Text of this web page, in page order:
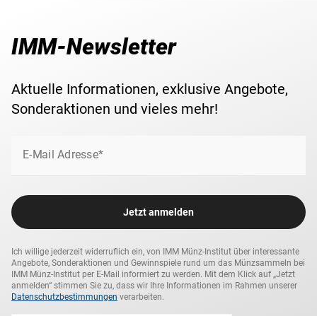
IMM-Newsletter
Aktuelle Informationen, exklusive Angebote,
Sonderaktionen und vieles mehr!
E-Mail Adresse*
Jetzt anmelden
Ich willige jederzeit widerruflich ein, von IMM Münz-Institut über interessante
Angebote, Sonderaktionen und Gewinnspiele rund um das Münzsammeln bei
IMM Münz-Institut per E-Mail informiert zu werden. Mit dem Klick auf „Jetzt
anmelden“ stimmen Sie zu, dass wir Ihre Informationen im Rahmen unserer
Datenschutzbestimmungen verarbeiten.